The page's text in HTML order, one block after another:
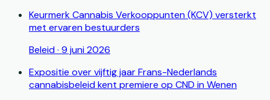
Keurmerk Cannabis Verkooppunten (KCV) versterkt
met ervaren bestuurders
Beleid· 9 juni 2026
Expositie over vijftig jaar Frans-Nederlands
cannabisbeleid kent premiere op CND in Wenen